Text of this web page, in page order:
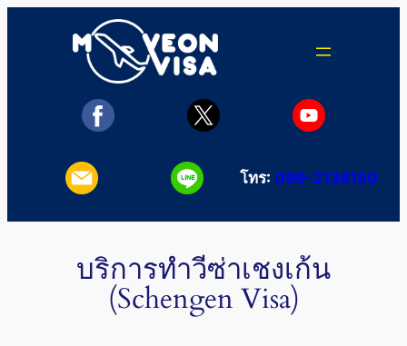
โทร: 099-2136150
บริการทำวีซ่าเชงเก้น
(Schengen Visa)